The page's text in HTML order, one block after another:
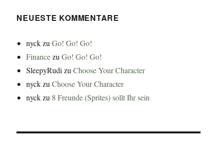
NEUESTE KOMMENTARE
nyckzuGo! Go! Go!
FinancezuGo! Go! Go!
SleepyRudizuChoose Your Character
nyckzuChoose Your Character
nyckzu 8 Freunde (Sprites) sollt Ihr sein